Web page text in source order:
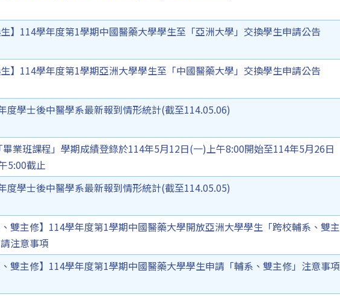
生】114學年度第1學期中國醫藥大學學生至「亞洲大學」交換學生申請公告
生】114學年度第1學期亞洲大學學生至「中國醫藥大學」交換學生申請公告
度學士後中醫學系最新報到情形統計(截至114.05.06)
畢業班課程」學期成績登錄於114年5月12日(一)上午8:00開始至114年5月26日
5:00截止
度學士後中醫學系最新報到情形統計(截至114.05.05)
、雙主修】114學年度第1學期中國醫藥大學開放亞洲大學學生「跨校輔系、雙主
注意事項
、雙主修】114學年度第1學期中國醫藥大學學生申請「輔系、雙主修」注意事項